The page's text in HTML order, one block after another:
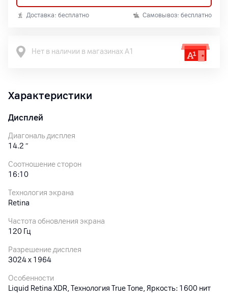
Доставка: бесплатно Самовывоз: бесплатно
Нет в наличии в магазинах А1
Характеристики
Дисплей
Диагональ дисплея
14.2 ″
Соотношение сторон
16:10
Технология экрана
Retina
Частота обновления экрана
120 Гц
Разрешение дисплея
3024 x 1964
Особенности
Liquid Retina XDR, Технология True Tone, Яркость: 1600 нит